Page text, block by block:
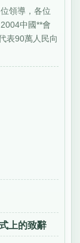
領導，各位
中國**會
表90萬人民向
上的致辭